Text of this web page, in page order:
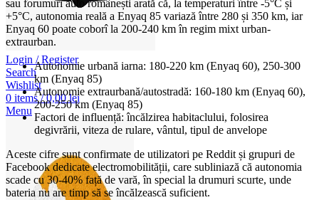
Login / Register
Search
Wishlist
0 items / 0,00lei
Menu
sau forumuri auto românești arată că, la temperaturi între -5°C și
+5°C, autonomia reală a Enyaq 85 variază între 280 și 350 km, iar
Enyaq 60 poate coborî la 200-240 km în regim mixt urban-
extraurban.
Autonomie urbană iarna: 180-220 km (Enyaq 60), 250-300
km (Enyaq 85)
Autonomie extraurbană/autostradă: 160-180 km (Enyaq 60),
200-250 km (Enyaq 85)
Factori de influență: încălzirea habitaclului, folosirea
degivrării, viteza de rulare, vântul, tipul de anvelope
Aceste cifre sunt confirmate de utilizatori pe Reddit și grupuri de
Facebook dedicate electromobilității, care subliniază că autonomia
scade cu 30-40% față de vară, în special la drumuri scurte, unde
bateria nu are timp să se încălzească suficient.